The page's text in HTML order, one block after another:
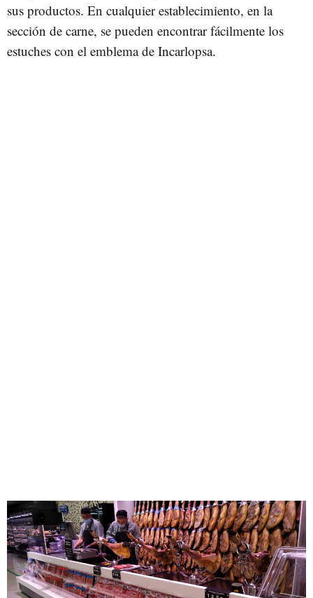
sus productos. En cualquier establecimiento, en la
sección de carne, se pueden encontrar fácilmente los
estuches con el emblema de Incarlopsa.